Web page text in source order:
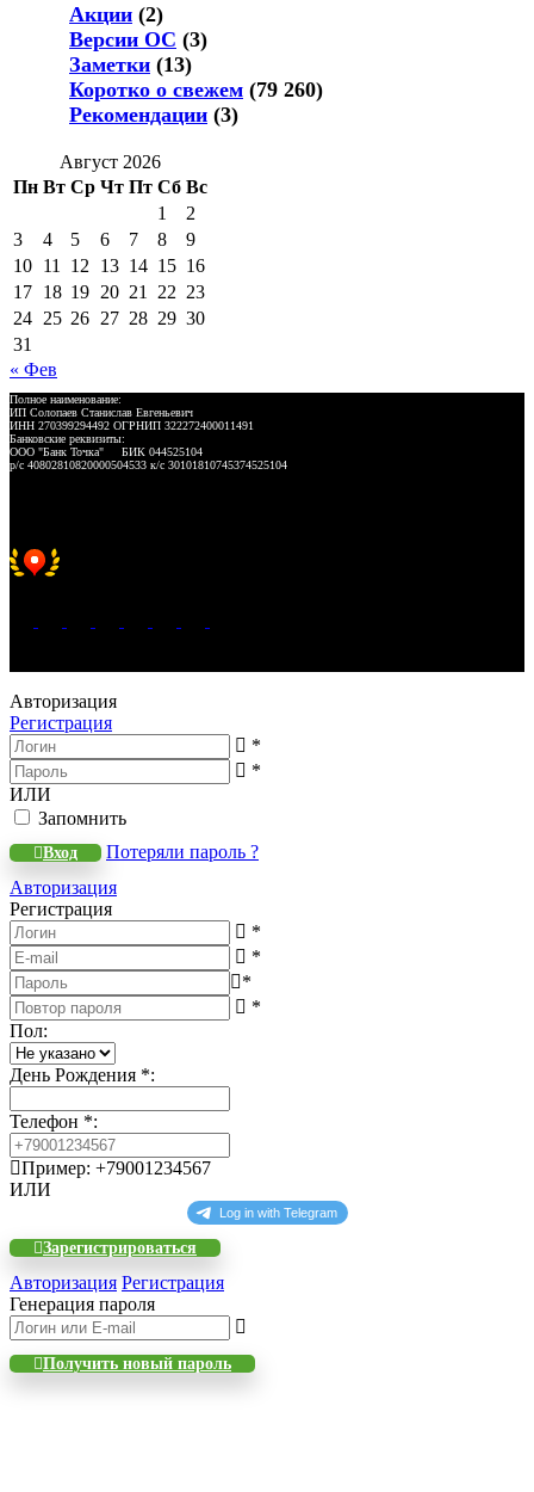
Акции (2)
Версии ОС (3)
Заметки (13)
Коротко о свежем (79 260)
Рекомендации (3)
Август 2026
Пн Вт Ср Чт Пт Сб Вс
1
2
3
4 5 6 7 8
9
10 11 12 13 14 15 16
17 18 19 20 21 22 23
24 25 26 27 28 29 30
31
« Фев
Полное наименование:
ИП Солопаев Станислав Евгеньевич
ИНН 270399294492 ОГРНИП 322272400011491
Банковские реквизиты:
ООО "Банк Точка" БИК 044525104
р/с 40802810820000504533 к/с 30101810745374525104
Авторизация
Регистрация
*
*
ИЛИ
Запомнить
Вход
Потеряли пароль ?
Авторизация
Регистрация
*
*
*
*
Пол:
День Рождения *:
Телефон *:
Пример: +79001234567
ИЛИ
Зарегистрироваться
Авторизация Регистрация
Генерация пароля
Получить новый пароль